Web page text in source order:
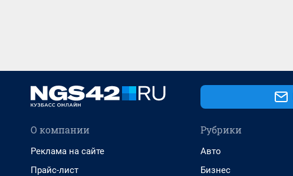
О компании
Реклама на сайте
Прайс-лист
Рубрики
Авто
Бизнес